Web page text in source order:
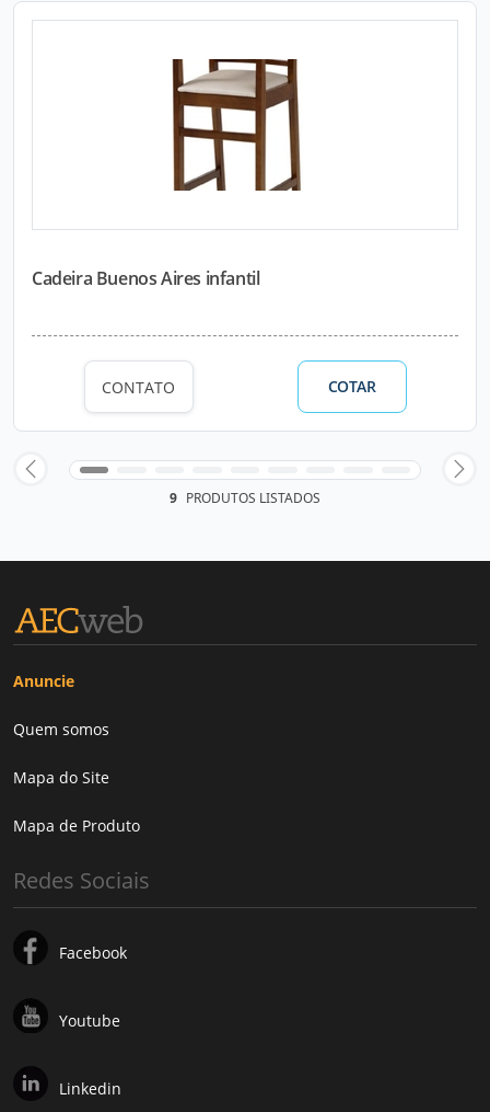
Cadeira Buenos Aires infantil
CONTATO COTAR
9 PRODUTOS LISTADOS
Anuncie
Quem somos
Mapa do Site
Mapa de Produto
Redes Sociais
Facebook
Youtube
Linkedin